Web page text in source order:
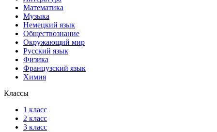
Математика
Музыка
Немецкий язык
Обществознание
Окружающий мир
Русский язык
Физика
Французский язык
Химия
Классы
1 класс
2 класс
3 класс